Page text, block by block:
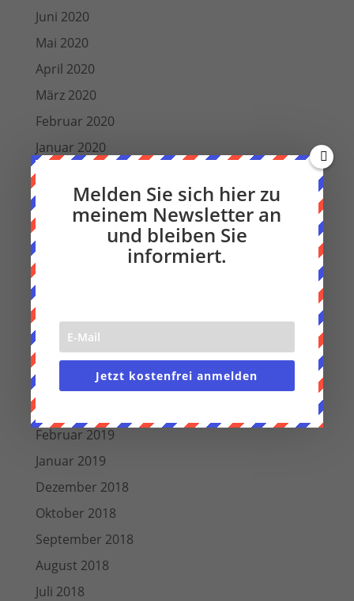
Juni 2020
Mai 2020
April 2020
März 2020
Februar 2020
Januar 2020
Dezember 2019
November 2019
Oktober 2019
September 2019
August 2019
Juli 2019
Juni 2019
Mai 2019
April 2019
März 2019
Februar 2019
Januar 2019
Dezember 2018
Oktober 2018
September 2018
August 2018
Juli 2018
Melden Sie sich hier zu
meinem Newsletter an
und bleiben Sie
informiert.
Jetzt kostenfrei anmelden